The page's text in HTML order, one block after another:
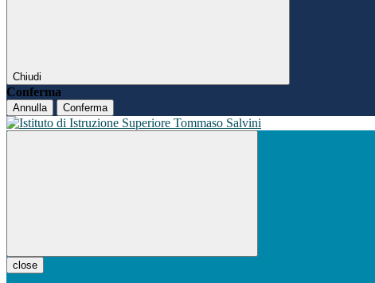
Chiudi
Conferma
Annulla Conferma
close